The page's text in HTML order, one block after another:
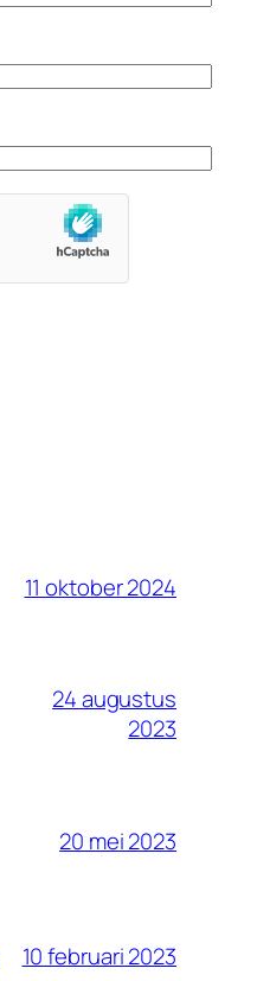
11 oktober 2024
24 augustus
2023
20 mei 2023
10 februari 2023